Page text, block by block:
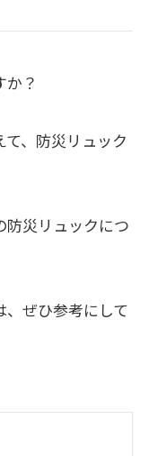
か？
、防災リュック
災リュックにつ
ぜひ参考にして